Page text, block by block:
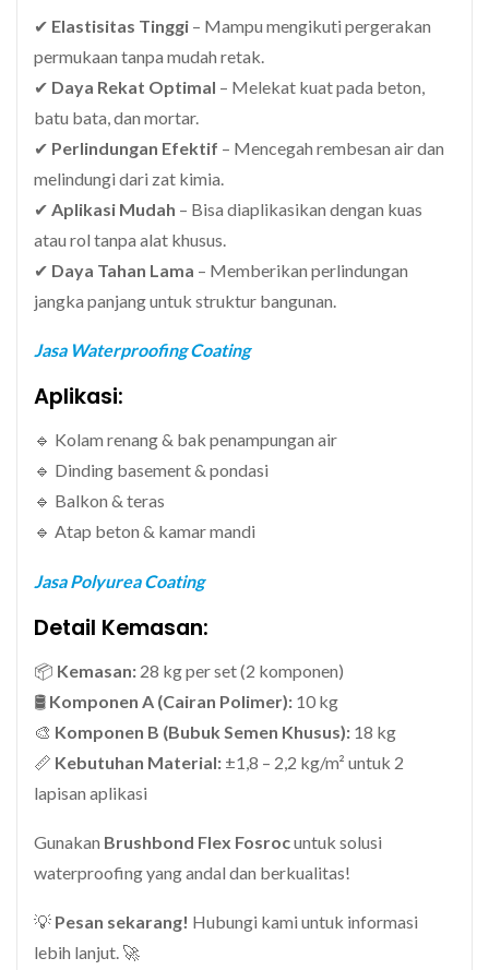
✔ Elastisitas Tinggi – Mampu mengikuti pergerakan
permukaan tanpa mudah retak.
✔ Daya Rekat Optimal – Melekat kuat pada beton,
batu bata, dan mortar.
✔ Perlindungan Efektif – Mencegah rembesan air dan
melindungi dari zat kimia.
✔ Aplikasi Mudah – Bisa diaplikasikan dengan kuas
atau rol tanpa alat khusus.
✔ Daya Tahan Lama – Memberikan perlindungan
jangka panjang untuk struktur bangunan.
Jasa Waterproofing Coating
Aplikasi:
🔹 Kolam renang & bak penampungan air
🔹 Dinding basement & pondasi
🔹 Balkon & teras
🔹 Atap beton & kamar mandi
Jasa Polyurea Coating
Detail Kemasan:
📦 Kemasan: 28 kg per set (2 komponen)
🛢 Komponen A (Cairan Polimer): 10 kg
🎨 Komponen B (Bubuk Semen Khusus): 18 kg
📏 Kebutuhan Material: ±1,8 – 2,2 kg/m² untuk 2
lapisan aplikasi
Gunakan Brushbond Flex Fosrocuntuk solusi
waterproofing yang andal dan berkualitas!
💡 Pesan sekarang! Hubungi kami untuk informasi
lebih lanjut. 🚀